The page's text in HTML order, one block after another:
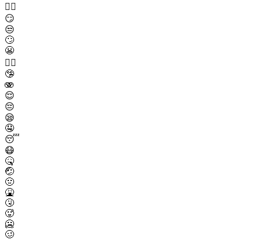
😶‍🌫️
😏
😒
🙄
😬
😮‍💨
🤥
🫨
😌
😔
😪
🤤
😴
😷
🤒
🤕
🤢
🤮
🤧
🥵
🥶
🥴